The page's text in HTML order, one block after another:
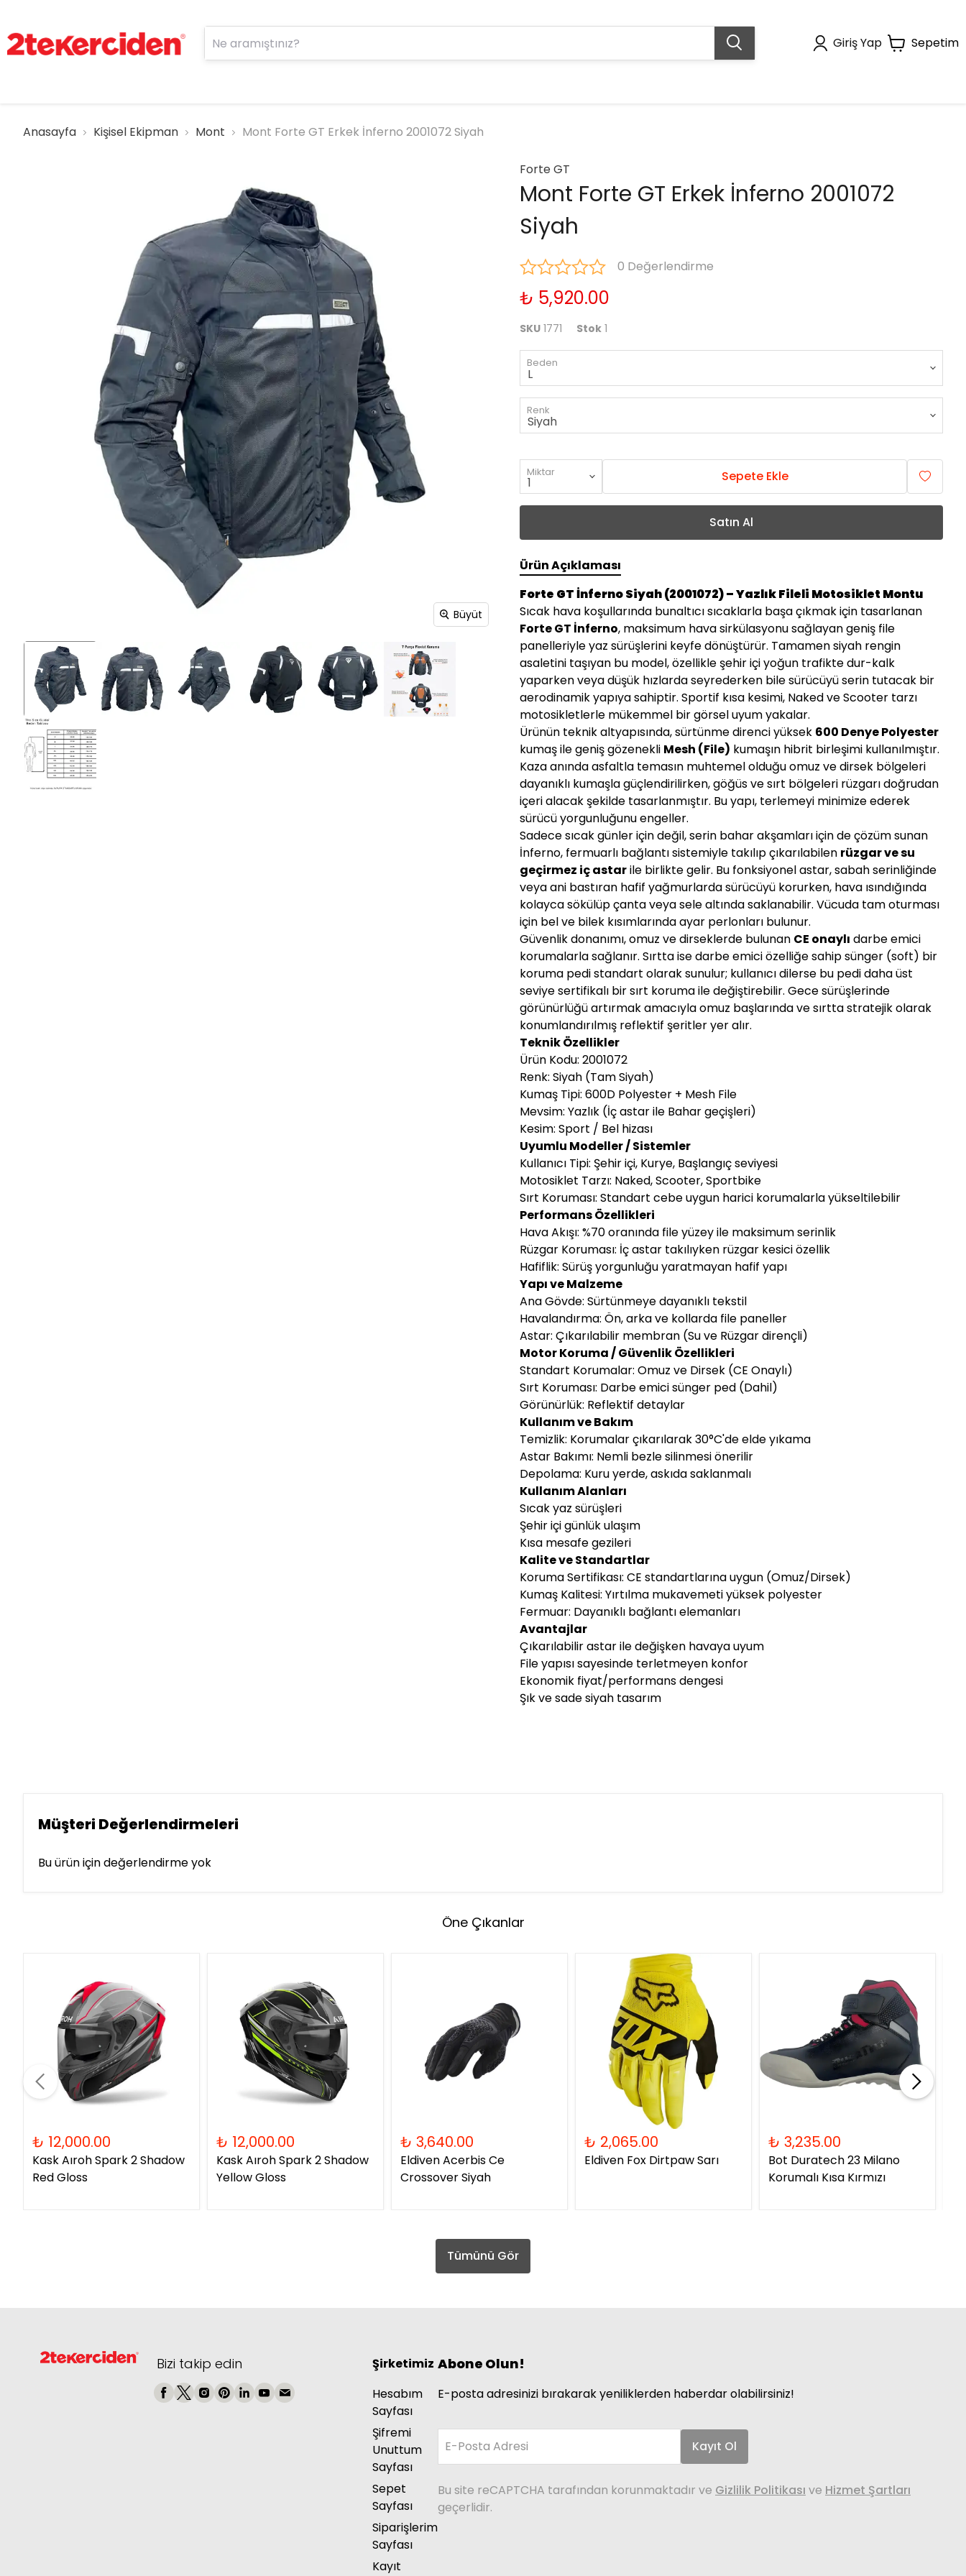
Giriş Yap Sepetim
Anasayfa Kişisel Ekipman Mont Mont Forte GT Erkek İnferno 2001072 Siyah
Büyüt
Forte GT
Mont Forte GT Erkek İnferno 2001072
Siyah
0 Değerlendirme
₺ 5,920.00
SKU 1771 Stok 1
Beden
Renk
Miktar Sepete Ekle
Satın Al
Ürün Açıklaması
Forte GT İnferno Siyah (2001072) – Yazlık Fileli Motosiklet Montu
Sıcak hava koşullarında bunaltıcı sıcaklarla başa çıkmak için tasarlanan
Forte GT İnferno, maksimum hava sirkülasyonu sağlayan geniş file
panelleriyle yaz sürüşlerini keyfe dönüştürür. Tamamen siyah rengin
asaletini taşıyan bu model, özellikle şehir içi yoğun trafikte dur-kalk
yaparken veya düşük hızlarda seyrederken bile sürücüyü serin tutacak bir
aerodinamik yapıya sahiptir. Sportif kısa kesimi, Naked ve Scooter tarzı
motosikletlerle mükemmel bir görsel uyum yakalar.
Ürünün teknik altyapısında, sürtünme direnci yüksek 600 Denye Polyester
kumaş ile geniş gözenekli Mesh (File) kumaşın hibrit birleşimi kullanılmıştır.
Kaza anında asfaltla temasın muhtemel olduğu omuz ve dirsek bölgeleri
dayanıklı kumaşla güçlendirilirken, göğüs ve sırt bölgeleri rüzgarı doğrudan
içeri alacak şekilde tasarlanmıştır. Bu yapı, terlemeyi minimize ederek
sürücü yorgunluğunu engeller.
Sadece sıcak günler için değil, serin bahar akşamları için de çözüm sunan
İnferno, fermuarlı bağlantı sistemiyle takılıp çıkarılabilen rüzgar ve su
geçirmez iç astarile birlikte gelir. Bu fonksiyonel astar, sabah serinliğinde
veya ani bastıran hafif yağmurlarda sürücüyü korurken, hava ısındığında
kolayca sökülüp çanta veya sele altında saklanabilir. Vücuda tam oturması
için bel ve bilek kısımlarında ayar perlonları bulunur.
Güvenlik donanımı, omuz ve dirseklerde bulunan CE onaylı darbe emici
korumalarla sağlanır. Sırtta ise darbe emici özelliğe sahip sünger (soft) bir
koruma pedi standart olarak sunulur; kullanıcı dilerse bu pedi daha üst
seviye sertifikalı bir sırt koruma ile değiştirebilir. Gece sürüşlerinde
görünürlüğü artırmak amacıyla omuz başlarında ve sırtta stratejik olarak
konumlandırılmış reflektif şeritler yer alır.
Teknik Özellikler
Ürün Kodu: 2001072
Renk: Siyah (Tam Siyah)
Kumaş Tipi: 600D Polyester + Mesh File
Mevsim: Yazlık (İç astar ile Bahar geçişleri)
Kesim: Sport / Bel hizası
Uyumlu Modeller / Sistemler
Kullanıcı Tipi: Şehir içi, Kurye, Başlangıç seviyesi
Motosiklet Tarzı: Naked, Scooter, Sportbike
Sırt Koruması: Standart cebe uygun harici korumalarla yükseltilebilir
Performans Özellikleri
Hava Akışı: %70 oranında file yüzey ile maksimum serinlik
Rüzgar Koruması: İç astar takılıyken rüzgar kesici özellik
Hafiflik: Sürüş yorgunluğu yaratmayan hafif yapı
Yapı ve Malzeme
Ana Gövde: Sürtünmeye dayanıklı tekstil
Havalandırma: Ön, arka ve kollarda file paneller
Astar: Çıkarılabilir membran (Su ve Rüzgar dirençli)
Motor Koruma / Güvenlik Özellikleri
Standart Korumalar: Omuz ve Dirsek (CE Onaylı)
Sırt Koruması: Darbe emici sünger ped (Dahil)
Görünürlük: Reflektif detaylar
Kullanım ve Bakım
Temizlik: Korumalar çıkarılarak 30°C'de elde yıkama
Astar Bakımı: Nemli bezle silinmesi önerilir
Depolama: Kuru yerde, askıda saklanmalı
Kullanım Alanları
Sıcak yaz sürüşleri
Şehir içi günlük ulaşım
Kısa mesafe gezileri
Kalite ve Standartlar
Koruma Sertifikası: CE standartlarına uygun (Omuz/Dirsek)
Kumaş Kalitesi: Yırtılma mukavemeti yüksek polyester
Fermuar: Dayanıklı bağlantı elemanları
Avantajlar
Çıkarılabilir astar ile değişken havaya uyum
File yapısı sayesinde terletmeyen konfor
Ekonomik fiyat/performans dengesi
Şık ve sade siyah tasarım
Müşteri Değerlendirmeleri
Bu ürün için değerlendirme yok
Öne Çıkanlar
₺ 12,000.00
Kask Aıroh Spark 2 Shadow
Red Gloss
₺ 12,000.00
Kask Aıroh Spark 2 Shadow
Yellow Gloss
₺ 3,640.00
Eldiven Acerbis Ce
Crossover Siyah
₺ 2,065.00
Eldiven Fox Dirtpaw Sarı
₺ 3,235.00
Bot Duratech 23 Milano
Korumalı Kısa Kırmızı
Tümünü Gör
Bizi takip edin
Şirketimiz
Hesabım
Sayfası
Şifremi
Unuttum
Sayfası
Sepet
Sayfası
Siparişlerim
Sayfası
Kayıt
Abone Olun!
E-posta adresinizi bırakarak yeniliklerden haberdar olabilirsiniz!
E-Posta Adresi Kayıt Ol
Bu site reCAPTCHA tarafından korunmaktadır ve Gizlilik Politikası ve Hizmet Şartları
geçerlidir.